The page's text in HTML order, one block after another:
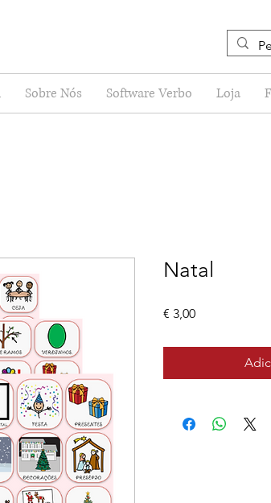
Sobre Nós Software Verbo Loja
Natal
€ 3,00Preço